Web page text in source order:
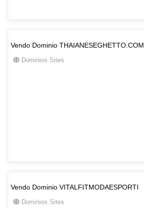
Vendo Dominio THAIANESEGHETTO.COM
Dominios Sites
Vendo Dominio VITALFITMODAESPORTI
Dominios Sites